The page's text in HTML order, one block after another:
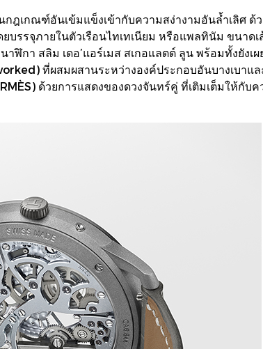
ฎเกณฑ์อันเข้มแข็งเข้ากับความสง่างามอันล้ำเลิศ ด้
บรรจุภายในตัวเรือนไทเทเนียม หรือแพลทินัม ขนาด
กา สลิม เดอ’แอร์เมส สเกอแลตต์ ลูน พร้อมทั้งยังเ
ที่ผสมผสานระหว่างองค์ประกอบอันบางเบาแ
ด้วยการแสดงของดวงจันทร์คู่ ที่เติมเต็มให้กับ